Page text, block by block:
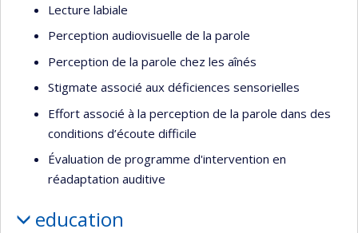
Lecture labiale
Perception audiovisuelle de la parole
Perception de la parole chez les aînés
Stigmate associé aux déficiences sensorielles
Effort associé à la perception de la parole dans des
conditions d’écoute difficile
Évaluation de programme d'intervention en
réadaptation auditive
education